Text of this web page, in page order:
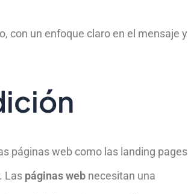
con un enfoque claro en el mensaje y
páginas web como las landing pages
Las páginas web necesitan una